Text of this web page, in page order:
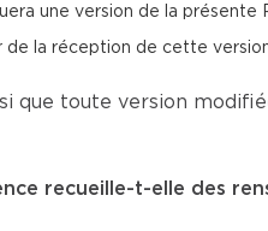
une version de la
la réception de cette
que toute version
recueille-t-elle des